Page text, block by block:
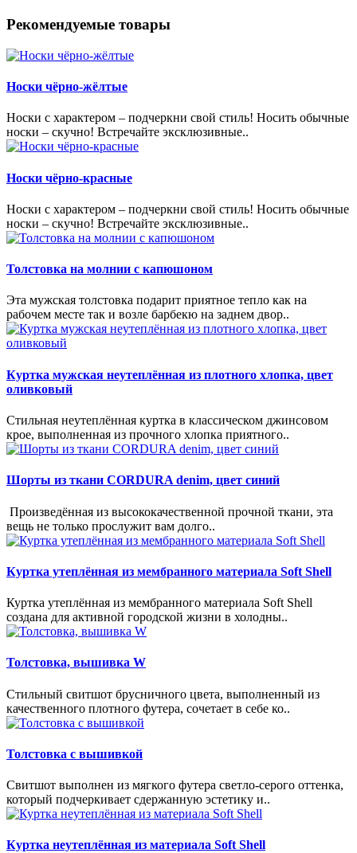
Рекомендуемые товары
Носки чёрно-жёлтые
Носки с характером – подчеркни свой стиль! Носить обычные
носки – скучно! Встречайте эксклюзивные..
Носки чёрно-красные
Носки с характером – подчеркни свой стиль! Носить обычные
носки – скучно! Встречайте эксклюзивные..
Толстовка на молнии с капюшоном
Эта мужская толстовка подарит приятное тепло как на
рабочем месте так и возле барбекю на заднем двор..
Куртка мужская неутеплённая из плотного хлопка, цвет
оливковый
Стильная неутеплённая куртка в классическом джинсовом
крое, выполненная из прочного хлопка приятного..
Шорты из ткани CORDURA denim, цвет синий
Произведённая из высококачественной прочной ткани, эта
вещь не только прослужит вам долго..
Куртка утеплённая из мембранного материала Soft Shell
Куртка утеплённая из мембранного материала Soft Shell
создана для активной городской жизни в холодны..
Толстовка, вышивка W
Стильный свитшот брусничного цвета, выполненный из
качественного плотного футера, сочетает в себе ко..
Толстовка с вышивкой
Свитшот выполнен из мягкого футера светло-серого оттенка,
который подчеркивает сдержанную эстетику и..
Куртка неутеплённая из материала Soft Shell